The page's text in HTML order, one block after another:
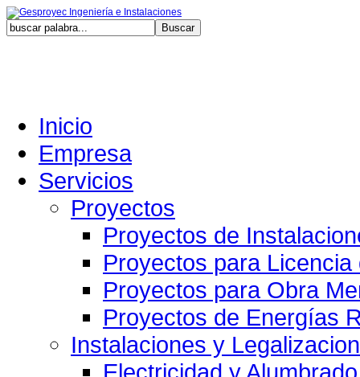
Inicio
Empresa
Servicios
Proyectos
Proyectos de
Proyectos para Licencia
Proyectos para Obra
Proyectos de Energías
Instalaciones y